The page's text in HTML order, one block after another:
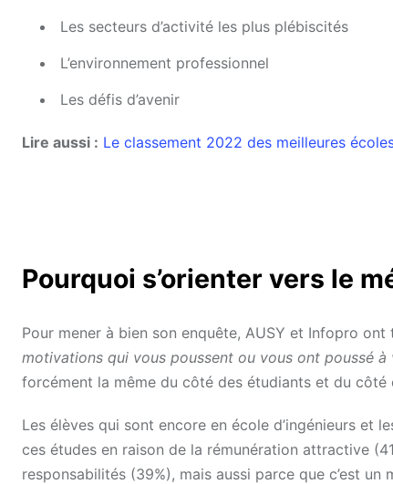
Les secteurs d’activité les plus plébiscités
L’environnement professionnel
Les défis d’avenir
Lire aussi : Le classement 2022 des meilleures
Pourquoi s’orienter vers le
Pour mener à bien son enquête, AUSY et Infopro
motivations qui vous poussent ou vous ont poussé à
forcément la même du côté des étudiants et du côté
Les élèves qui sont encore en école d’ingénieurs et
ces études en raison de la rémunération attractive
responsabilités (39%), mais aussi parce que c’est